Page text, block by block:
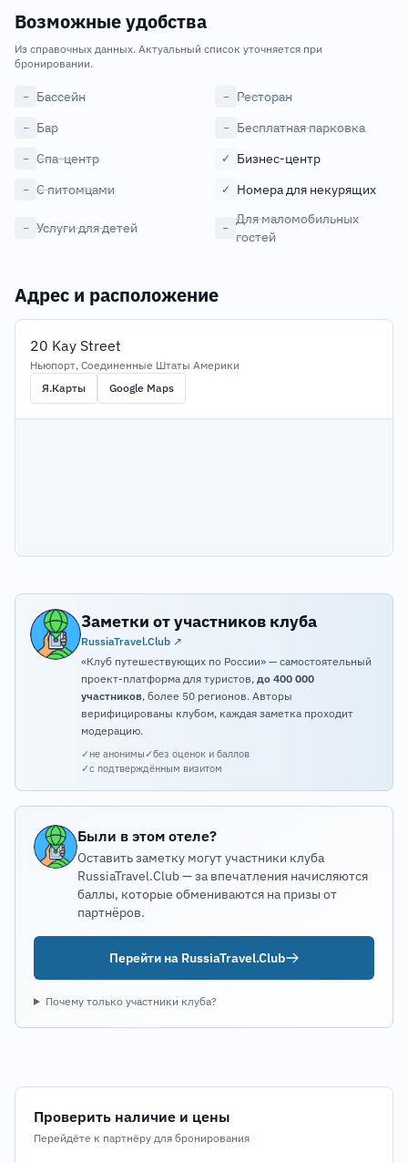
Возможные удобства
Из справочных данных. Актуальный список уточняется при
бронировании.
− Бассейн − Ресторан
− Бар − Бесплатная парковка
− Спа-центр ✓ Бизнес-центр
− С питомцами ✓ Номера для некурящих
− Услуги для детей −
Для маломобильных
гостей
Адрес и расположение
20 Kay Street
Ньюпорт, Соединенные Штаты Америки
Я.Карты
Google Maps
Заметки от участников клуба
RussiaTravel.Club ↗
«Клуб путешествующих по России» — самостоятельный
проект-платформа для туристов, до 400 000
участников, более 50 регионов. Авторы
верифицированы клубом, каждая заметка проходит
модерацию.
✓не анонимы✓без оценок и баллов
✓с подтверждённым визитом
Были в этом отеле?
Оставить заметку могут участники клуба
RussiaTravel.Club — за впечатления начисляются
баллы, которые обмениваются на призы от
партнёров.
Перейти на RussiaTravel.Club
Почему только участники клуба?
Проверить наличие и цены
Перейдёте к партнёру для бронирования